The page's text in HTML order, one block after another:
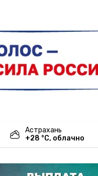
Астрахань
+28 °С, облачно